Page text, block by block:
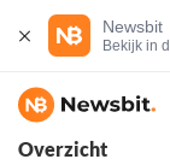
Newsbit
Bekijk in
Overzicht